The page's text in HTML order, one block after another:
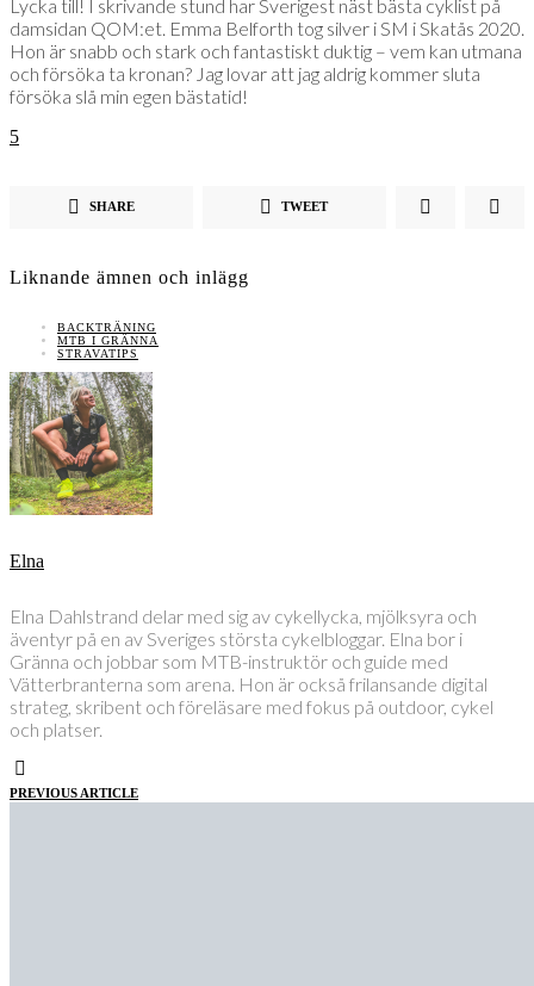
Lycka till! I skrivande stund har Sverigest näst bästa cyklist på
damsidan QOM:et. Emma Belforth tog silver i SM i Skatås 2020.
Hon är snabb och stark och fantastiskt duktig – vem kan utmana
och försöka ta kronan? Jag lovar att jag aldrig kommer sluta
försöka slå min egen bästatid!
5
SHARE TWEET
Liknande ämnen och inlägg
BACKTRÄNING
MTB I GRÄNNA
STRAVATIPS
Elna
Elna Dahlstrand delar med sig av cykellycka, mjölksyra och
äventyr på en av Sveriges största cykelbloggar. Elna bor i
Gränna och jobbar som MTB-instruktör och guide med
Vätterbranterna som arena. Hon är också frilansande digital
strateg, skribent och föreläsare med fokus på outdoor, cykel
och platser.
PREVIOUS ARTICLE